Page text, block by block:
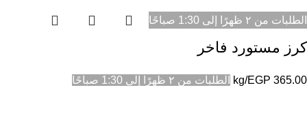
الطلبات من ٢ ظهرًا إلى 1:30 صباحًا
كرز مستورد فاخر
EGP 365.00
/kg الطلبات من ٢ ظهرًا إلى 1:30 صباحًا